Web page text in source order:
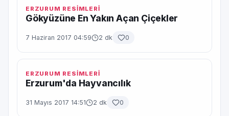
ERZURUM RESİMLERİ
Gökyüzüne En Yakın Açan Çiçekler
7 Haziran 2017 04:59 2 dk 0
ERZURUM RESİMLERİ
Erzurum'da Hayvancılık
31 Mayıs 2017 14:51 2 dk 0